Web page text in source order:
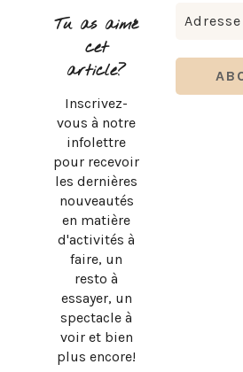
Tu as aimé
cet
article?
Inscrivez-
vous à notre
infolettre
pour recevoir
les dernières
nouveautés
en matière
d'activités à
faire, un
resto à
essayer, un
spectacle à
voir et bien
plus encore!
BRUNO PELLETIER 3 ET MOI : UN